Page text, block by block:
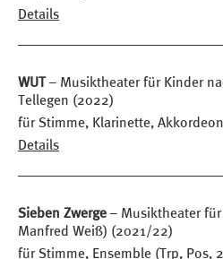
Details
WUT– Musiktheater für Kinder
Tellegen (2022)
für Stimme, Klarinette,
Details
Sieben Zwerge – Musiktheater
Manfred Weiß) (2021/22)
für Stimme, Ensemble (Trp, Pos,